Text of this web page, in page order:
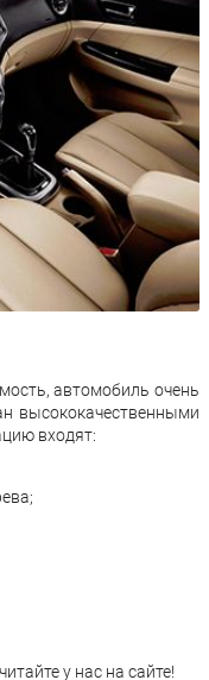
автомобиль очень
высококачественными
входят:
у нас на сайте!